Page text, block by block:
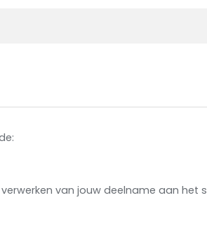
van jouw deelname aan het